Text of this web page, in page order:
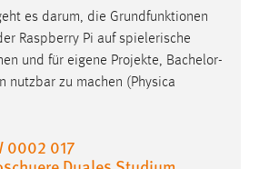
es darum, die Grundfunktionen
Raspberry Pi auf spielerische
und für eigene Projekte, Bachelor-
nutzbar zu machen (Physica
0002 017